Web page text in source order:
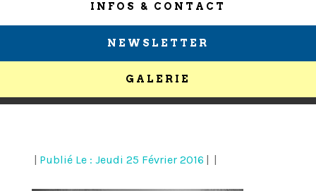
INFOS & CONTACT
NEWSLETTER
GALERIE
Publié Le : Jeudi 25 Février 2016